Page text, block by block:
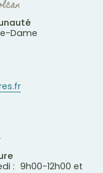
Dame
: 9h00-12h00 et